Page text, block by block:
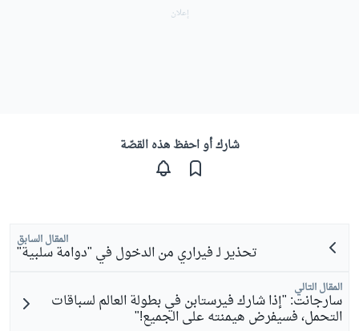
شارك أو احفظ هذه القصّة
المقال السابق
تحذير لـ فيراري من الدخول في "دوامة سلبية"
المقال التالي
سارجانت: "إذا شارك فيرستابن في بطولة العالم لسباقات
التحمل، فسيفرض هيمنته على الجميع!"